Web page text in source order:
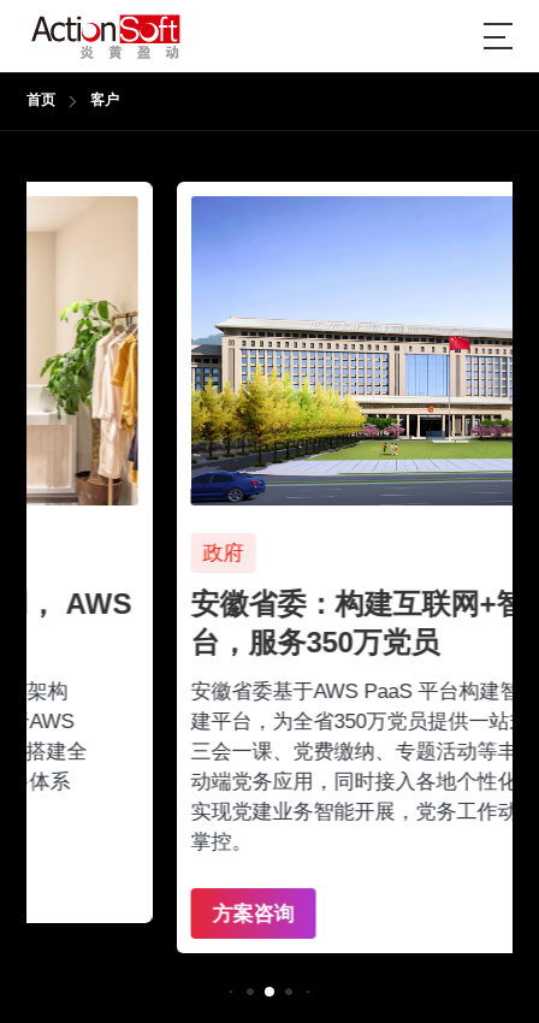
首页 客户
安徽省委：构建互联网+智慧党建平
台，服务350万党员
安徽省委基于AWS PaaS 平台构建智能化党
建平台，为全省350万党员提供一站式服务：
三会一课、党费缴纳、专题活动等丰富的移
动端党务应用，同时接入各地个性化应用，
实现党建业务智能开展，党务工作动态全局